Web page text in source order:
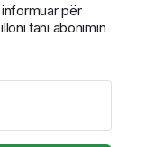
për
tani abonimin